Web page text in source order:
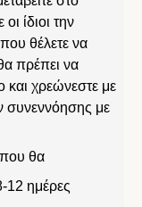
ίδιοι την
θέλετε να
πρέπει να
και χρεώνεστε με
συνεννόησης με
θα
12 ημέρες